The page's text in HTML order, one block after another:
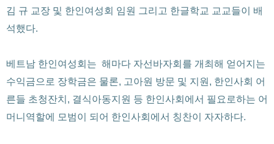
김 규 교장 및 한인여성회 임원 그리고 한글학교 교교들이 배
석했다.
베트남 한인여성회는 해마다 자선바자회를 개최해 얻어지는
수익금으로 장학금은 물론, 고아원 방문 및 지원, 한인사회 어
른들 초청잔치, 결식아동지원 등 한인사회에서 필요로하는 어
머니역할에 모범이 되어 한인사회에서 칭찬이 자자하다.